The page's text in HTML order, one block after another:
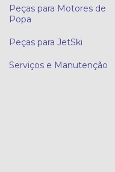
Peças para Motores de
Popa
Peças para JetSki
Serviços e Manutenção